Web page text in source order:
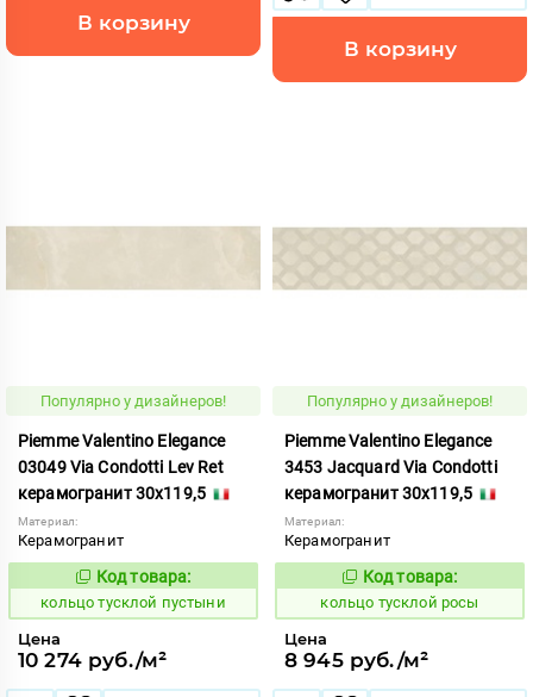
В корзину
В корзину
Популярно у дизайнеров!
Piemme Valentino Elegance
03049 Via Condotti Lev Ret
керамогранит 30x119,5
Материал:
Керамогранит
747700
Код товара:
кольцо тусклой пустыни
Цена
10 274 руб./м²
Популярно у дизайнеров!
Piemme Valentino Elegance
3453 Jacquard Via Condotti
керамогранит 30x119,5
Материал:
Керамогранит
747707
Код товара:
кольцо тусклой росы
Цена
8 945 руб./м²